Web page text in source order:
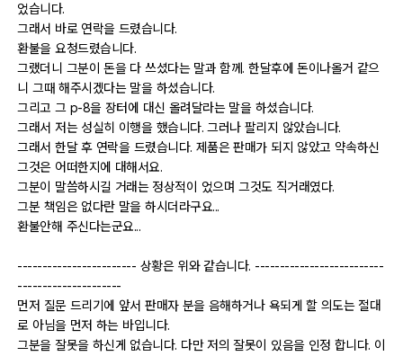
었습니다.
그래서 바로 연락을 드렸습니다.
환불을 요청드렸습니다.
그랬더니 그분이 돈을 다 쓰셨다는 말과 함께. 한달후에 돈이나올거 같으
니 그때 해주시겠다는 말을 하셨습니다.
그리고 그 p-8을 장터에 대신 올려달라는 말을 하셨습니다.
그래서 저는 성실히 이행을 했습니다. 그러나 팔리지 않았습니다.
그래서 한달 후 연락을 드렸습니다. 제품은 판매가 되지 않았고 약속하신
그것은 어떠한지에 대해서요.
그분이 말씀하시길 거래는 정상적이 었으며 그것도 직거래였다.
그분 책임은 없다란 말을 하시더라구요...
환불안해 주신다는군요...
------------------------ 상황은 위와 같습니다. --------------------------
---------------------
먼저 질문 드리기에 앞서 판매자 분을 음해하거나 욕되게 할 의도는 절대
로 아님을 먼저 하는 바입니다.
그분을 잘못을 하신게 없습니다. 다만 저의 잘못이 있음을 인정 합니다. 이